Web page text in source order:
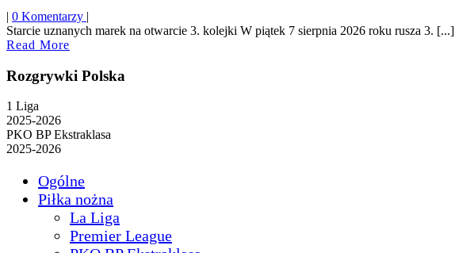
| 0 Komentarzy |
Starcie uznanych marek na otwarcie 3. kolejki W piątek 7 sierpnia 2026 roku rusza 3. [...]
Read More
Rozgrywki Polska
1 Liga
2025-2026
PKO BP Ekstraklasa
2025-2026
Ogólne
Piłka nożna
La Liga
Premier League